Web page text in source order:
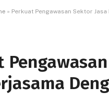
» Perkuat Pengawasan Sektor Jasa